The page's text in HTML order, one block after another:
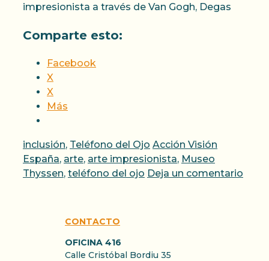
impresionista a través de Van Gogh, Degas
Comparte esto:
Facebook
X
X
Más
Categorías
inclusión, Teléfono del Ojo Etiquetas
Acción Visión
España, arte, arte impresionista, Museo
Thyssen, teléfono del ojo Deja un comentario
CONTACTO
OFICINA 416
Calle Cristóbal Bordiu 35